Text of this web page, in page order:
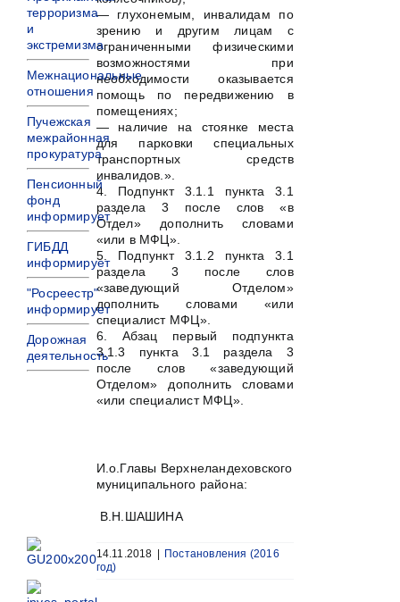
— глухонемым, инвалидам по
зрению и другим лицам с
ограниченными физическими
возможностями при
необходимости оказывается
помощь по передвижению в
помещениях;
— наличие на стоянке места
для парковки специальных
транспортных средств
инвалидов.».
4. Подпункт 3.1.1 пункта 3.1
раздела 3 после слов «в
Отдел» дополнить словами
«или в МФЦ».
5. Подпункт 3.1.2 пункта 3.1
раздела 3 после слов
«заведующий Отделом»
дополнить словами «или
специалист МФЦ».
6. Абзац первый подпункта
3.1.3 пункта 3.1 раздела 3
после слов «заведующий
Отделом» дополнить словами
«или специалист МФЦ».
И.о.Главы Верхнеландеховского
муниципального района:
В.Н.ШАШИНА
14.11.2018
Постановления (2016
год)
терроризма
и
экстремизма
Межнациональные
отношения
Пучежская
межрайонная
прокуратура
Пенсионный
фонд
информирует
ГИБДД
информирует
"Росреестр"
информирует
Дорожная
деятельность